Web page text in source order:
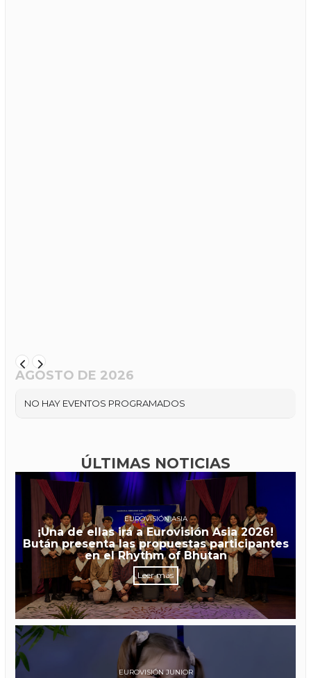
AGOSTO DE 2026
NO HAY EVENTOS PROGRAMADOS
ÚLTIMAS NOTICIAS
EUROVISIÓN ASIA
¡Una de ellas irá a Eurovisión Asia 2026!
Bután presenta las propuestas participantes
en el Rhythm of Bhutan
Leer más
EUROVISIÓN JUNIOR